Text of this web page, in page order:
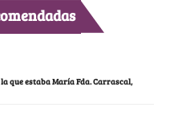
que estaba María Fda. Carrascal,